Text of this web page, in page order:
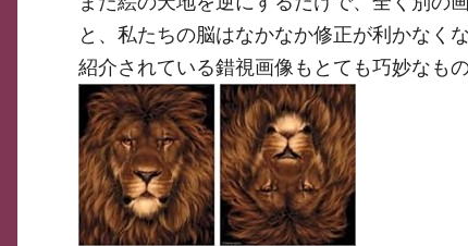
と、私たちの脳はなかなか修正が利かなく
紹介されている錯視画像もとても巧妙なも